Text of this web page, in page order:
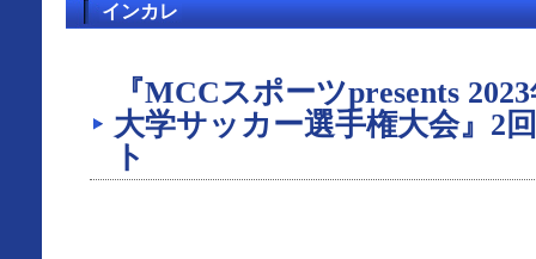
インカレ
『MCCスポーツpresents
大学サッカー選手権大会』2
ト